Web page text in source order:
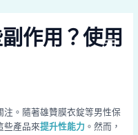
作用？使用
。隨著雄贊膜衣錠等男性保
些產品來提升性能力 。然而，